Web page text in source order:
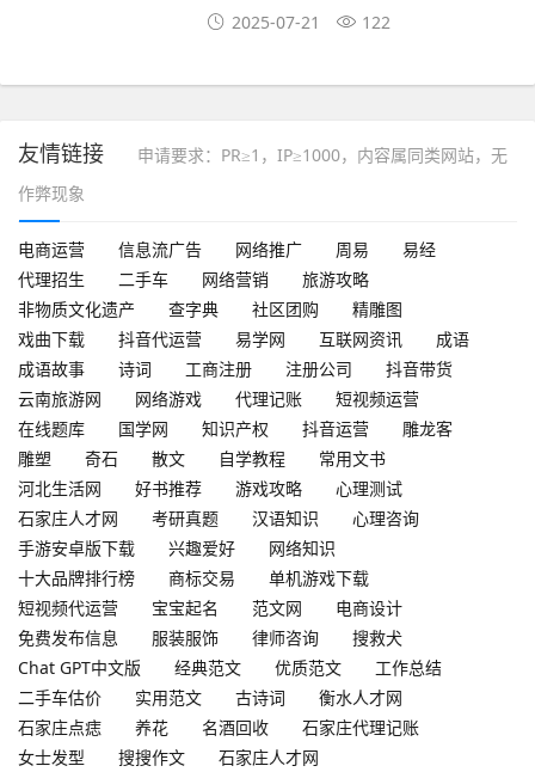
2025-07-21 122
友情链接
申请要求：PR≥1，IP≥1000，内容属同类网站，无
作弊现象
电商运营 信息流广告 网络推广 周易
易经
代理招生
二手车 网络营销
旅游攻略
非物质文化遗产
查字典 社区团购
精雕图
戏曲下载
抖音代运营 易学网 互联网资讯
成语
成语故事
诗词 工商注册 注册公司
抖音带货
云南旅游网
网络游戏 代理记账
短视频运营
在线题库
国学网 知识产权 抖音运营
雕龙客
雕塑
奇石 散文 自学教程
常用文书
河北生活网
好书推荐 游戏攻略
心理测试
石家庄人才网
考研真题 汉语知识
心理咨询
手游安卓版下载
兴趣爱好
网络知识
十大品牌排行榜
商标交易
单机游戏下载
短视频代运营
宝宝起名 范文网
电商设计
免费发布信息
服装服饰 律师咨询
搜救犬
Chat GPT中文版
经典范文 优质范文
工作总结
二手车估价
实用范文 古诗词
衡水人才网
石家庄点痣
养花 名酒回收
石家庄代理记账
女士发型
搜搜作文
石家庄人才网